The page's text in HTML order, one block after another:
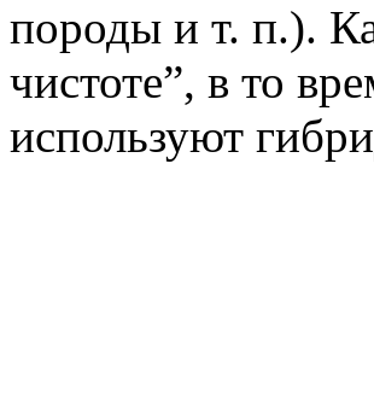
породы и т. п.).
чистоте”, в то
используют